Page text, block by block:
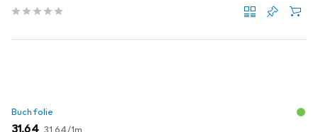
Buchfolie
EUR